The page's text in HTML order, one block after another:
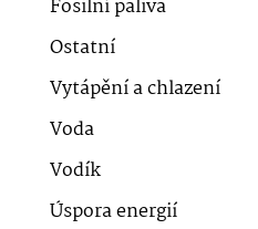
Fosilní paliva
Ostatní
Vytápění a chlazení
Voda
Vodík
Úspora energií